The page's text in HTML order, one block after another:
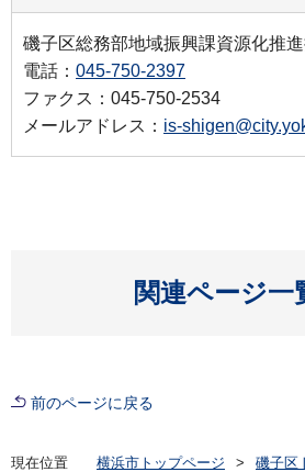
磯子区総務部地域振興課資源化推
電話： 045-750-2397
ファクス：045-750-2534
メールアドレス： is-
関連ページ一
開く
前のページに戻る
現在位置 横浜市トップページ
磯子区